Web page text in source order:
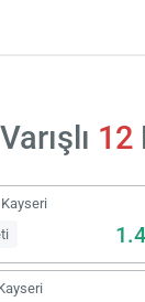
12
Kayseri